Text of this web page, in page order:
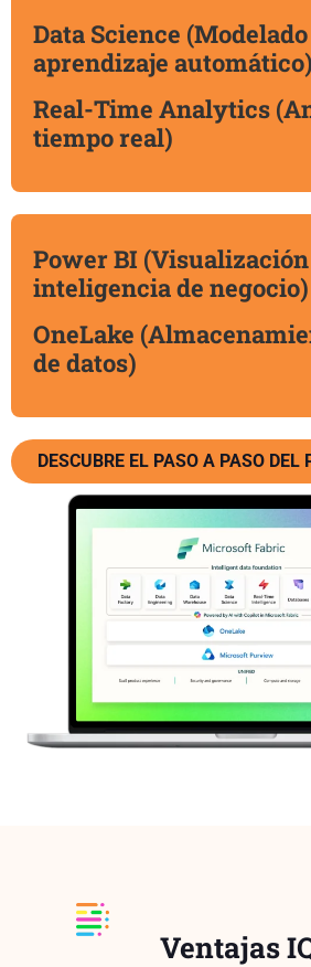
Data Science
aprendizaje automático)
Real-Time Analytics
tiempo real)
Power BI (Visualización
inteligencia de negocio)
OneLake
de datos)
DESCUBRE EL PASO A PASO DEL
Ventajas